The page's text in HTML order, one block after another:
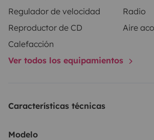
Regulador de velocidad
Radio
Reproductor de CD
Calefacción
Ver todos los equipamientos
Características técnicas
Modelo